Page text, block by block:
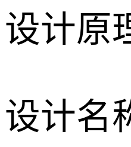
设计原
设计名